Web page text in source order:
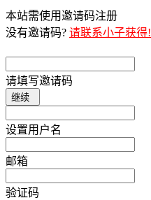
本站需使用邀请码注册
没有邀请码? 请联系小子获得!
请填写邀请码
继续
设置用户名
邮箱
验证码